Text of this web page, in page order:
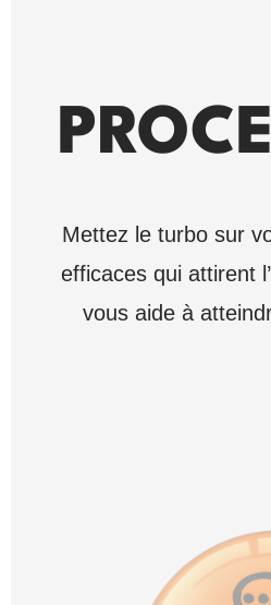
Mettez le turbo sur
efficaces qui attirent
vous aide à